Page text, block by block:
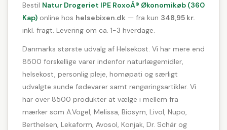
Bestil Natur Drogeriet IPE RoxoÂ® Økonomikøb (360
Kap) online hos helsebixen.dk — fra kun 348,95 kr.
inkl. fragt. Levering om ca. 1-3 hverdage.
Danmarks største udvalg af Helsekost. Vi har mere end
8500 forskellige varer indenfor naturlægemidler,
helsekost, personlig pleje, homøpati og særligt
udvalgte sunde fødevarer samt rengøringsartikler. Vi
har over 8500 produkter at vælge i mellem fra
mærker som A.Vogel, Melissa, Biosym, Livol, Nupo,
Berthelsen, Lekaform, Avosol, Konjak, Dr. Schär og